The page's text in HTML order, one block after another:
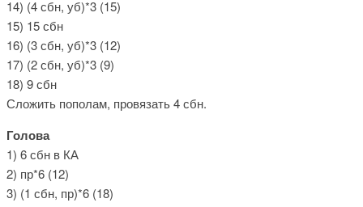
14) (4 сбн, уб)*3 (15)
15) 15 сбн
16) (3 сбн, уб)*3 (12)
17) (2 сбн, уб)*3 (9)
18) 9 сбн
Сложить пополам, провязать 4 сбн.
Голова
1) 6 сбн в КА
2) пр*6 (12)
3) (1 сбн, пр)*6 (18)